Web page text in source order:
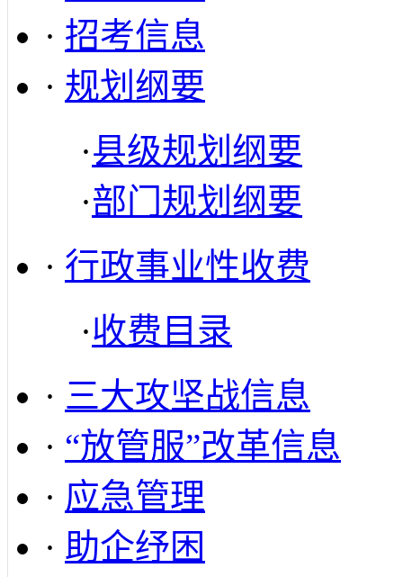
· 招考信息
· 规划纲要
·县级规划纲要
·部门规划纲要
· 行政事业性收费
·收费目录
· 三大攻坚战信息
· “放管服”改革信息
· 应急管理
· 助企纾困